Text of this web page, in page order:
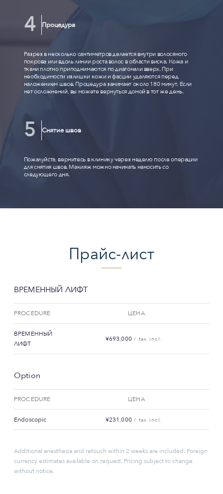
Процедура
Разрез в несколько сантиметров делается внутри волосяного
покрова или вдоль линии роста волос в области виска. Кожа и
ткани плотно приподнимаются по диагонали вверх. При
необходимости излишки кожи и фасции удаляются перед
наложением швов. Процедура занимает около 180 минут. Если
нет осложнений, вы можете вернуться домой в тот же день.
Снятие швов
Пожалуйста, вернитесь в клинику через неделю после операции
для снятия швов. Макияж можно начинать наносить со
следующего дня.
Прайс-лист
ВРЕМЕННЫЙ ЛИФТ
PROCEDURE ЦЕНА
ВРЕМЕННЫЙ
ЛИФТ
¥693,000 / tax incl.
Option
PROCEDURE ЦЕНА
Endoscopic ¥231,000 / tax incl.
Additional anesthesia and retouch within 2 weeks are included. Foreign
currency estimates available on request. Pricing subject to change
without notice.